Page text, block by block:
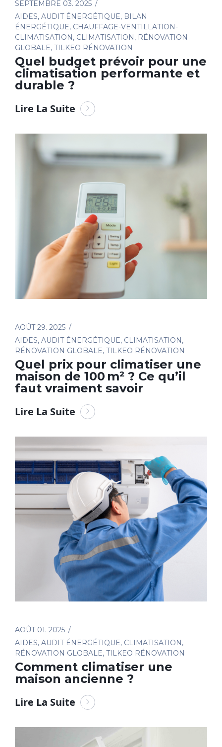
SEPTEMBRE 03. 2025
AIDES, AUDIT ÉNERGÉTIQUE, BILAN
ÉNERGÉTIQUE, CHAUFFAGE-VENTILLATION-
CLIMATISATION, CLIMATISATION, RÉNOVATION
GLOBALE, TILKEO RÉNOVATION
Quel budget prévoir pour une
climatisation performante et
durable ?
Lire La Suite
AOÛT 29. 2025
AIDES, AUDIT ÉNERGÉTIQUE, CLIMATISATION,
RÉNOVATION GLOBALE, TILKEO RÉNOVATION
Quel prix pour climatiser une
maison de 100 m² ? Ce qu’il
faut vraiment savoir
Lire La Suite
AOÛT 01. 2025
AIDES, AUDIT ÉNERGÉTIQUE, CLIMATISATION,
RÉNOVATION GLOBALE, TILKEO RÉNOVATION
Comment climatiser une
maison ancienne ?
Lire La Suite